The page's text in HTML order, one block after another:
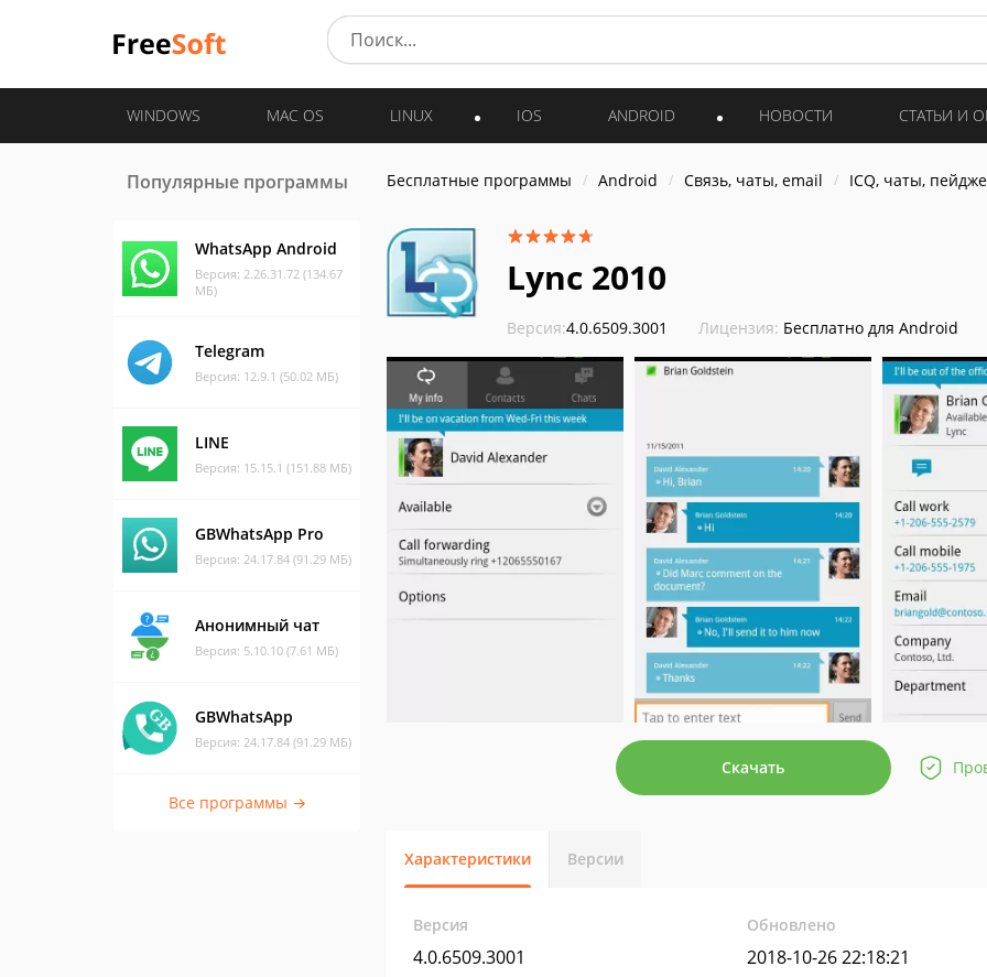
WINDOWS MAC OS LINUX IOS ANDROID НОВОСТИ СТАТЬИ И
Популярные программы
WhatsApp Android
Версия: 2.26.31.72 (134.67
МБ)
Telegram
Версия: 12.9.1 (50.02 МБ)
LINE
Версия: 15.15.1 (151.88 МБ)
GBWhatsApp Pro
Версия: 24.17.84 (91.29 МБ)
Анонимный чат
Версия: 5.10.10 (7.61 МБ)
GBWhatsApp
Версия: 24.17.84 (91.29 МБ)
Все программы →
Бесплатные программы Android Связь, чаты, email ICQ, чаты,
Lync 2010
Версия:4.0.6509.3001 Лицензия: Бесплатно для Android
Скачать
Характеристики Версии
Версия
4.0.6509.3001
Обновлено
2018-10-26 22:18:21